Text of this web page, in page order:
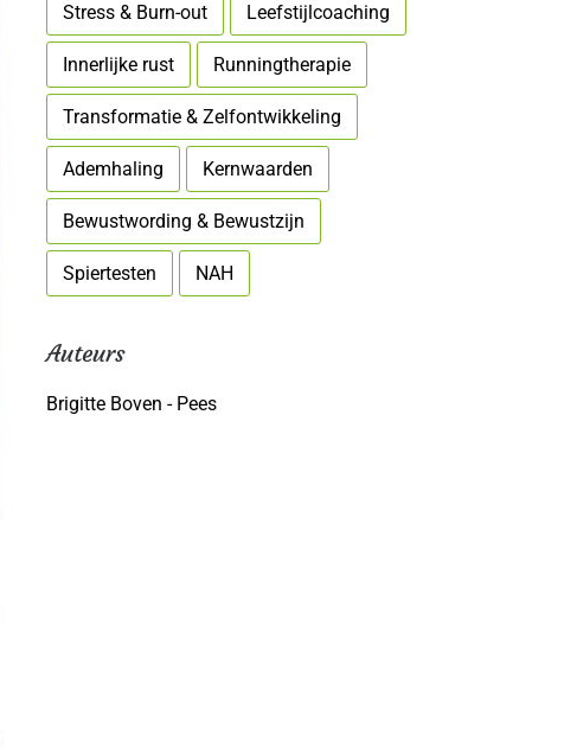
Stress & Burn-out Leefstijlcoaching
Innerlijke rust Runningtherapie
Transformatie & Zelfontwikkeling
Ademhaling Kernwaarden
Bewustwording & Bewustzijn
Spiertesten NAH
Auteurs
Brigitte Boven - Pees